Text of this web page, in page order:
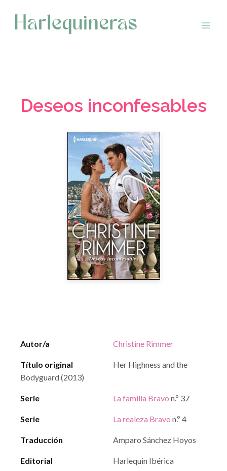
contenido
Deseos inconfesables
Autor/a Christine Rimmer
Título original
Her Highness and the
Bodyguard (2013)
Serie La familia Bravo n.º 37
Serie La realeza Bravo n.º 4
Traducción Amparo Sánchez Hoyos
Editorial Harlequin Ibérica